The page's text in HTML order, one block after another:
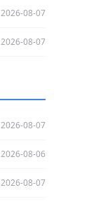
2026-08-07
2026-08-07
2026-08-07
2026-08-06
2026-08-07